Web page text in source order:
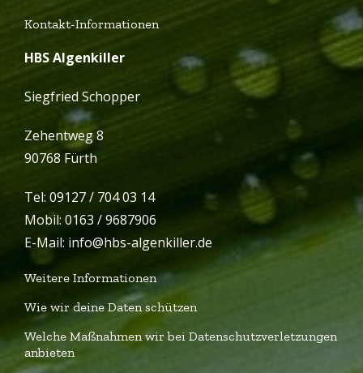
Kontakt-Informationen
HBS Algenkiller
Siegfried Schopper
Zehentweg 8
90768 Fürth
Tel: 09127 / 704 03 14
Mobil: 0163 / 9687906
E-Mail: info@hbs-algenkiller.de
Weitere Informationen
Wie wir deine Daten schützen
Welche Maßnahmen wir bei Datenschutzverletzungen
anbieten